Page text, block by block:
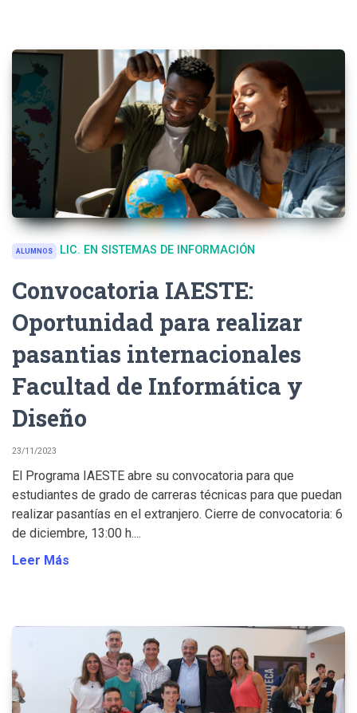
ALUMNOS LIC. EN SISTEMAS DE INFORMACIÓN
Convocatoria IAESTE:
Oportunidad para realizar
pasantias internacionales
Facultad de Informática y
Diseño
23/11/2023
El Programa IAESTE abre su convocatoria para que
estudiantes de grado de carreras técnicas para que puedan
realizar pasantías en el extranjero. Cierre de convocatoria: 6
de diciembre, 13:00 h....
Leer Más